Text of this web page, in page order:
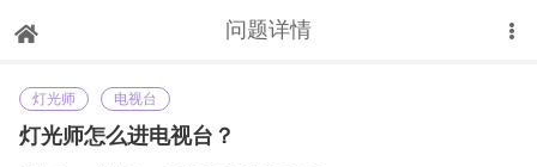
问题详情
下拉刷新
灯光师 电视台
灯光师怎么进电视台？